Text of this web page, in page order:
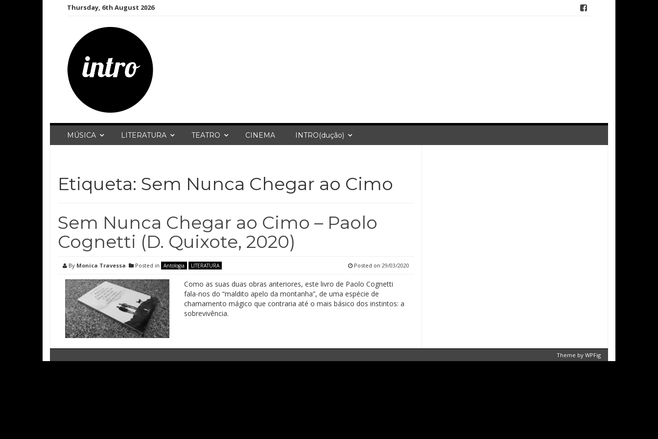
Thursday, 6th August 2026
MÚSICA LITERATURA TEATRO CINEMA INTRO(dução)
Etiqueta: Sem Nunca Chegar ao Cimo
Sem Nunca Chegar ao Cimo – Paolo
Cognetti (D. Quixote, 2020)
By Monica Travessa Posted in Antologia LITERATURA Posted on 29/03/2020
Como as suas duas obras anteriores, este livro de Paolo Cognetti
fala-nos do “maldito apelo da montanha”, de uma espécie de
chamamento mágico que contraria até o mais básico dos instintos: a
sobrevivência.
Theme by WPFig